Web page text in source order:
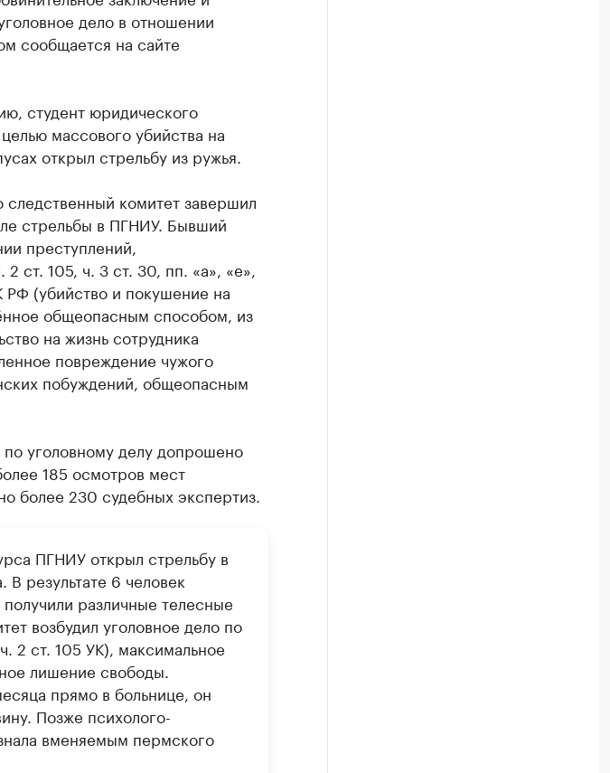
дело в отношении
сообщается на сайте
студент юридического
массового убийства на
открыл стрельбу из ружья.
следственный комитет завершил
стрельбы в ПГНИУ. Бывший
преступлений,
ст. 105, ч. 3 ст. 30, пп. «а», «е»,
РФ (убийство и покушение на
общеопасным способом, из
на жизнь сотрудника
повреждение чужого
побуждений, общеопасным
уголовному делу допрошено
185 осмотров мест
более 230 судебных экспертиз.
ПГНИУ открыл стрельбу в
результате 6 человек
различные телесные
возбудил уголовное дело по
2 ст. 105 УК), максимальное
лишение свободы.
прямо в больнице, он
Позже психолого-
вменяемым пермского